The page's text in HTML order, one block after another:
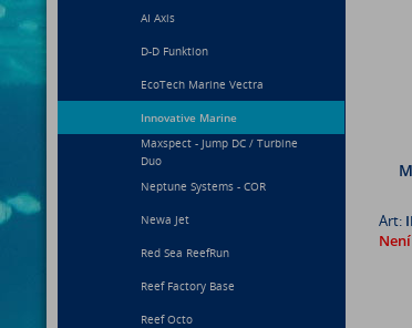
AI Axis
D-D Funktion
EcoTech Marine Vectra
Innovative Marine
Maxspect - Jump DC / Turbine
Duo
Neptune Systems - COR
Newa Jet
Red Sea ReefRun
Reef Factory Base
Reef Octo
Art: